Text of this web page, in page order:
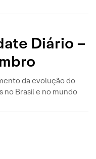
Diário –
da evolução do
no Brasil e no mundo